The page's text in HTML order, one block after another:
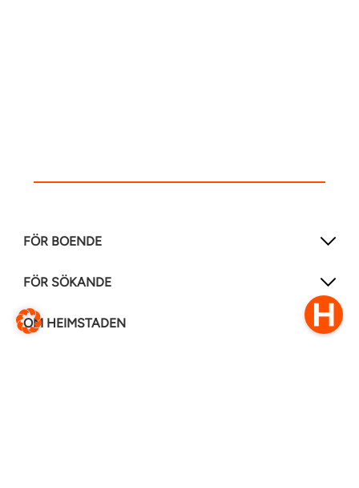
FÖR BOENDE
FÖR SÖKANDE
OM HEIMSTADEN